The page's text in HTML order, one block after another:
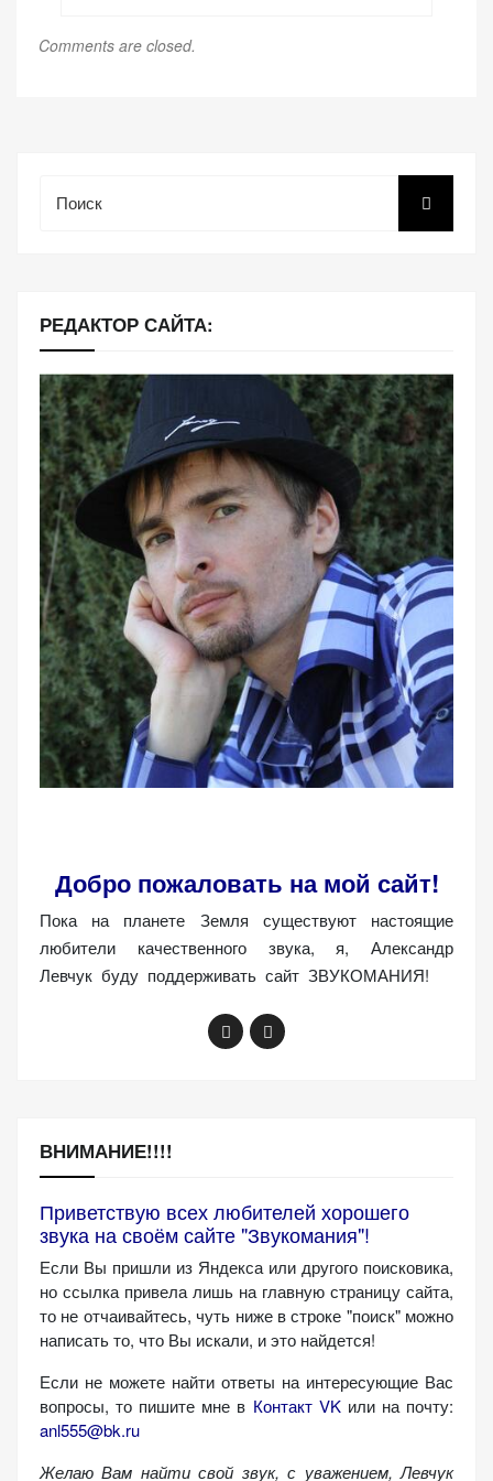
Comments are closed.
РЕДАКТОР САЙТА:
Добро пожаловать на мой сайт!
Пока на планете Земля существуют настоящие
любители качественного звука, я, Александр
Левчук буду поддерживать сайт ЗВУКОМАНИЯ!
ВНИМАНИЕ!!!!
Приветствую всех любителей хорошего
звука на своём сайте "Звукомания"!
Если Вы пришли из Яндекса или другого поисковика,
но ссылка привела лишь на главную страницу сайта,
то не отчаивайтесь, чуть ниже в строке "поиск" можно
написать то, что Вы искали, и это найдется!
Если не можете найти ответы на интересующие Вас
вопросы, то пишите мне в Контакт VKили на почту:
anl555@bk.ru
Желаю Вам найти свой звук, с уважением, Левчук